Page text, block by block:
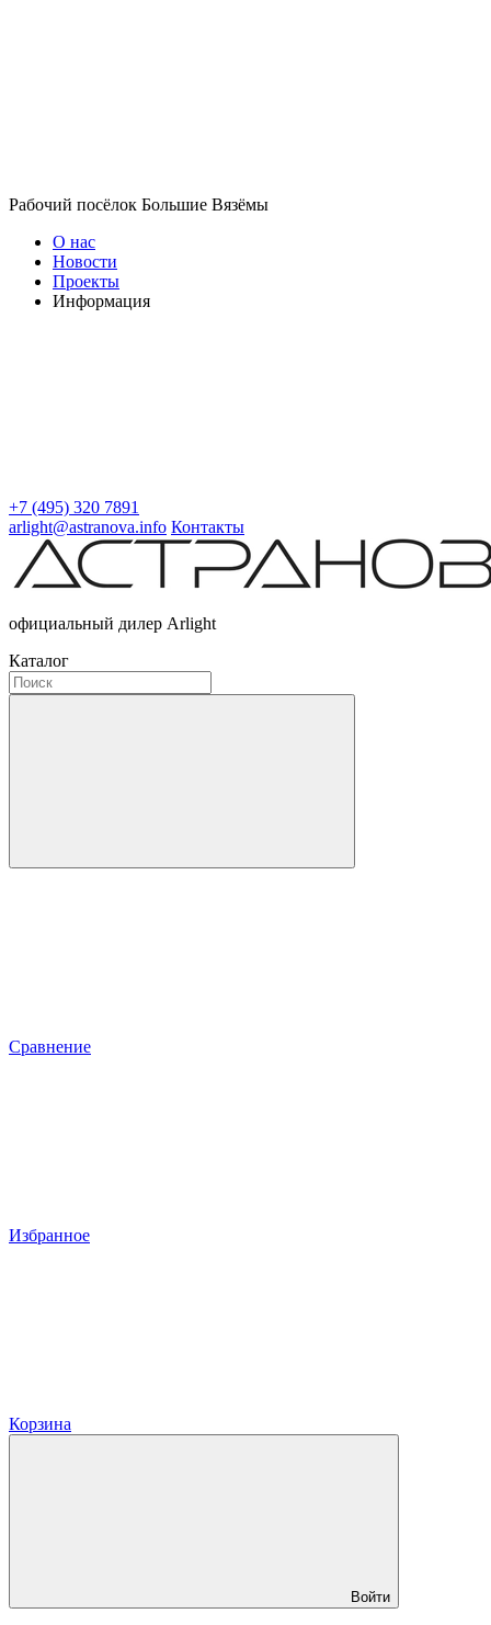
Рабочий посёлок Большие Вязёмы
О нас
Новости
Проекты
Информация
+7 (495) 320 7891
arlight@astranova.info Контакты
официальный дилер Arlight
Каталог
Сравнение
Избранное
Корзина
Войти